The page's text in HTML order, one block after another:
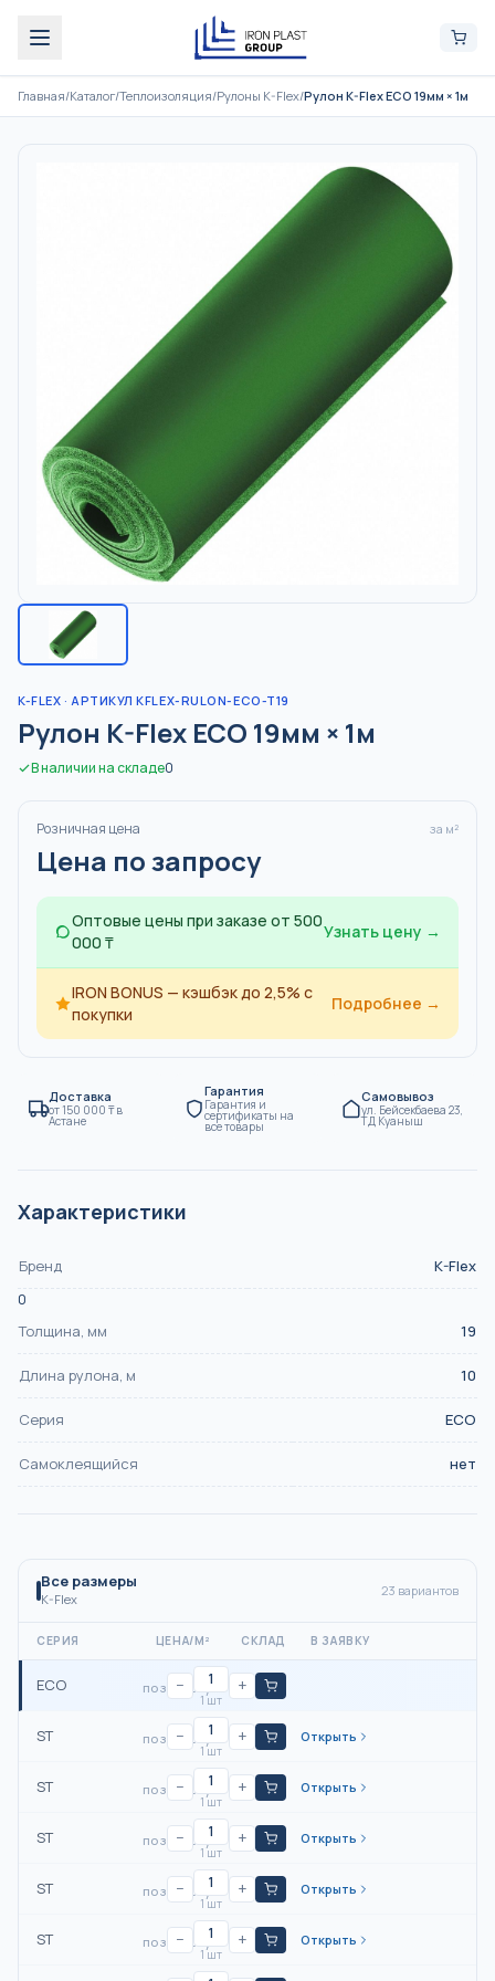
Главная/Каталог/Теплоизоляция/Рулоны K-Flex/Рулон K-Flex ECO 19мм × 1м
K-FLEX · АРТИКУЛ KFLEX-RULON-ECO-T19
Рулон K-Flex ECO 19мм × 1м
В наличии на складе0
Розничная цена за м²
Цена по запросу
Оптовые цены при заказе от 500
000 ₸
Узнать цену →
IRON BONUS — кэшбэк до 2,5% с
покупки
Подробнее →
Доставка
от150 000 ₸в
Астане
Гарантия
Гарантия и
сертификаты на
все товары
Самовывоз
ул. Бейсекбаева 23,
ТД Куаныш
Характеристики
Бренд
K-Flex
0
Толщина, мм
19
Длина рулона, м 10
Серия ECO
Самоклеящийся нет
Все размеры
K-Flex
23 вариантов
СЕРИЯ ЦЕНА/М² СКЛАД В ЗАЯВКУ
ECO по запросу
−
1 шт
+
ST по запросу
−
1 шт
+ Открыть
ST по запросу
−
1 шт
+ Открыть
ST по запросу
−
1 шт
+ Открыть
ST по запросу
−
1 шт
+ Открыть
ST по запросу
−
1 шт
+ Открыть